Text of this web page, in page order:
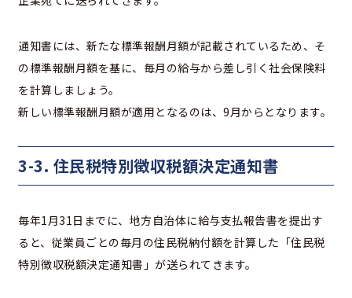
通知書には、新たな標準報酬月額が記載されているため、そ
の標準報酬月額を基に、毎月の給与から差し引く社会保険料
を計算しましょう。
新しい標準報酬月額が適用となるのは、9月からとなります。
3-3. 住民税特別徴収税額決定通知書
毎年1月31日までに、地方自治体に給与支払報告書を提出す
ると、従業員ごとの毎月の住民税納付額を計算した「住民税
特別徴収税額決定通知書」が送られてきます。